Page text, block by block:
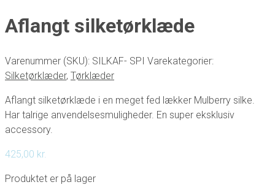
Aflangt silketørklæde
Varenummer (SKU): SILKAF- SPI Varekategorier:
Silketørklæder, Tørklæder
Aflangt silketørklæde i en meget fed lækker Mulberry silke.
Har talrige anvendelsesmuligheder. En super eksklusiv
accessory.
425,00 kr.
Produktet er på lager